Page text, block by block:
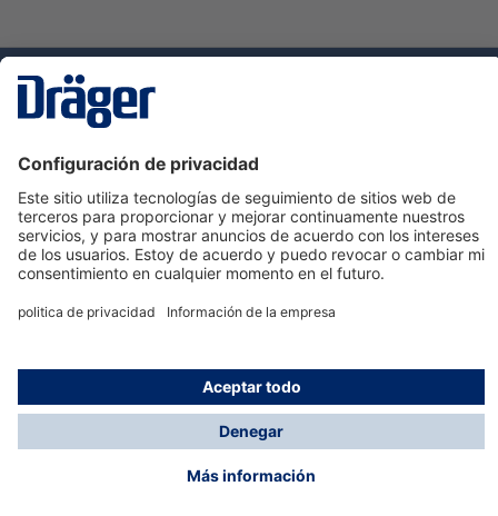
Servicio de atención al cliente de Dräger
Ayuda
Información
© Dräger Hispania S.A.U., 2024
*Todos los precios no incluyen IVA y posibles gastos
de envío, salvo que indique lo contrario